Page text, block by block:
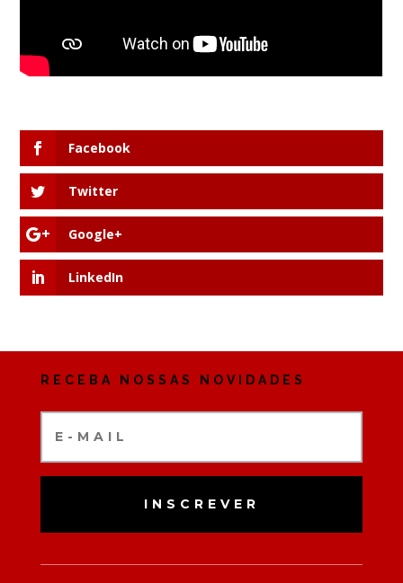
Facebook
Twitter
Google+
LinkedIn
RECEBA NOSSAS NOVIDADES
INSCREVER